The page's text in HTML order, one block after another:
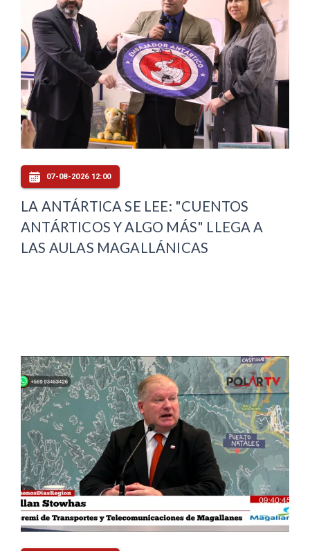
07-08-2026 12:00
LA ANTÁRTICA SE LEE: "CUENTOS
ANTÁRTICOS Y ALGO MÁS" LLEGA A
LAS AULAS MAGALLÁNICAS